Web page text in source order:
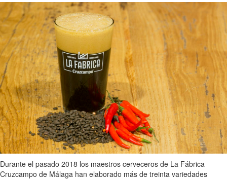
Durante el pasado 2018 los maestros cerveceros de La Fábrica
Cruzcampo de Málaga han elaborado más de treinta variedades